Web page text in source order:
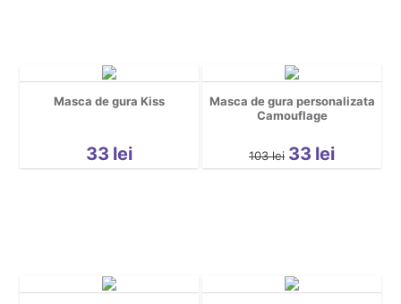
Masca de gura Kiss
33 lei
Masca de gura personalizata
Camouflage
103 lei 33 lei